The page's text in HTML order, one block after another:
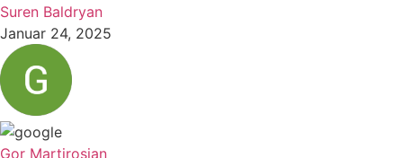
Suren Baldryan
Januar 24, 2025
Gor Martirosjan